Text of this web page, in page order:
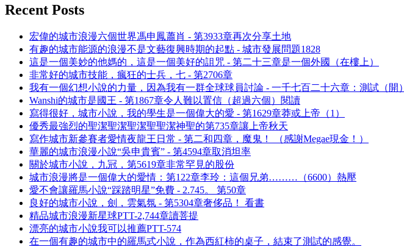
Recent Posts
宏偉的城市浪漫六個世界馮申鳳蕭肖 - 第3933章再次分享土地
有趣的城市能源的浪漫不是文藝復興時期的起點 - 城市發展問題1828
這是一個美妙的他媽的，這是一個美好的詛咒 - 第二十三章是一個外國（在樓上）
非常好的城市技能，瘋狂的士兵，七 - 第2706章
我有一個幻想小說的力量，因為我有一群全球球員討論 - 一千七百二十六章：測試（開）
Wanshi的城市是國王 - 第1867章令人難以置信（超過六個）閱讀
寫得很好，城市小說，我的學生是一個偉大的愛 - 第1629章莽或上帝（1）
優秀最強烈的聖潔聖潔聖潔聖聖潔神聖的第735章讓上帝秋天
寫作城市新參賽者愛情夜龍王日常 - 第二和四章，魔鬼！ （感謝Megae現金！）
華麗的城市浪漫小說“吳申貴賓” - 第4594章取消坦率
關於城市小說，九冠，第5619章非常罕見的股份
城市浪漫將是一個偉大的愛情：第122章李玲：這個兄弟………（6600）熱壓
愛不會讓羅馬小說“踩踏明星”免費 - 2.745。 第50章
良好的城市小說，劍，雲氣氛 - 第5304章奢侈品！ 看書
精品城市浪漫新星球PTT-2,744章讀菩提
漂亮的城市小說我可以推薦PTT-574
在一個有趣的城市中的羅馬式小說，作為西紅柿的桌子，結束了測試的感覺。